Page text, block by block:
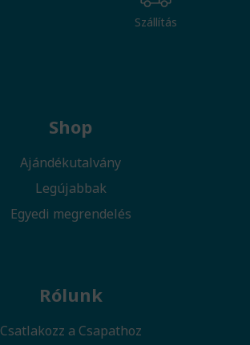
Szállítás
Shop
Ajándékutalvány
Legújabbak
Egyedi megrendelés
Rólunk
Csatlakozz a Csapathoz